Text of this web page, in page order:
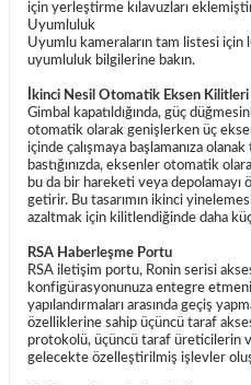
için yerleştirme kılavuzları
Uyumluluk
Uyumlu kameraların tam listesi için
uyumluluk bilgilerine bakın.
İkinci Nesil Otomatik Eksen Kilitleri
Gimbal kapatıldığında, güç
otomatik olarak genişlerken üç
içinde çalışmaya başlamanıza
bastığınızda, eksenler otomatik
bu da bir hareketi veya depolamayı
getirir. Bu tasarımın ikinci
azaltmak için kilitlendiğinde daha
RSA Haberleşme Portu
RSA iletişim portu, Ronin serisi
konfigürasyonunuza entegre
yapılandırmaları arasında geçiş
özelliklerine sahip üçüncü taraf
protokolü, üçüncü taraf üreticilerin
gelecekte özelleştirilmiş işlevler